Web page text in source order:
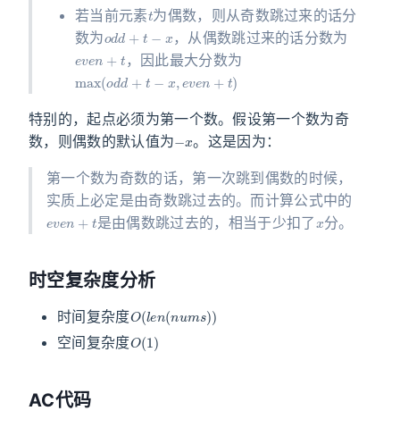
若当前元素 为偶数，则从奇数跳过来的话分
数为
odd+t−x
，从偶数跳过来的话分数为
even+t
，因此最大分数为
max (o dd +t−x,even+t)
特别的，起点必须为第一个数。假设第一个数为奇
数，则偶数的默认值为
。这是因为：
第一个数为奇数的话，第一次跳到偶数的时候，
实质上必定是由奇数跳过去的。而计算公式中的
even+t
是由偶数跳过去的，相当于少扣了
x
分。
时空复杂度分析
时间复杂度
空间复杂度
O (1)
AC代码